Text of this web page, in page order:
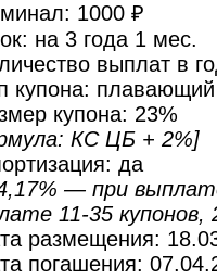
1000 ₽
на 3 года 1 мес.
выплат в
купона: плавающий
купона: 23%
КС ЦБ + 2%]
да
— при
11-35
размещения:
погашения: